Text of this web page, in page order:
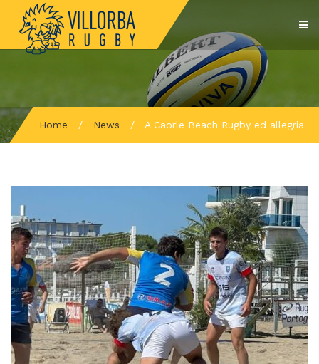
Home / News / A Caorle Beach Rugby ed allegria